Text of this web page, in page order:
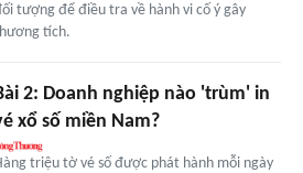
tượng để điều tra về hành vi cố ý gây
tích.
2: Doanh nghiệp nào 'trùm' in
xổ số miền Nam?
triệu tờ vé số được phát hành mỗi ngày